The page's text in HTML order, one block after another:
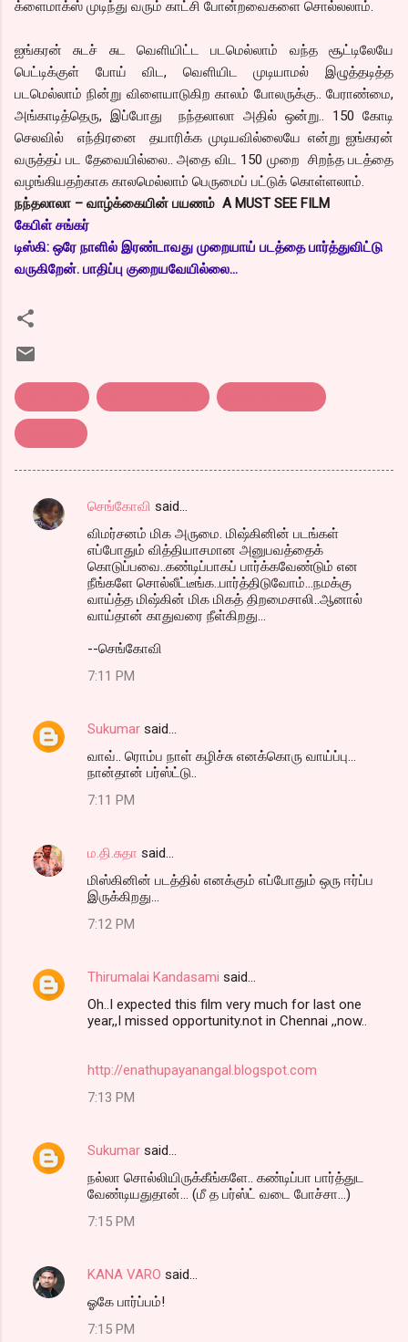
க்ளைமாக்ஸ் முடிந்து வரும் காட்சி போன்றவைகளை சொல்லலாம்.
ஐங்கரன் சுடச் சுட வெளியிட்ட படமெல்லாம் வந்த சூட்டிலேயே
பெட்டிக்குள் போய் விட, வெளியிட முடியாமல் இழுத்தடித்த
படமெல்லாம் நின்று விளையாடுகிற காலம் போலருக்கு.. பேராண்மை,
அங்காடித்தெரு, இப்போது நந்தலாலா அதில் ஒன்று.. 150 கோடி
செலவில் எந்திரனை தயாரிக்க முடியவில்லையே என்று ஐங்கரன்
வருத்தப் பட தேவையில்லை.. அதை விட 150 முறை சிறந்த படத்தை
வழங்கியதற்காக காலமெல்லாம் பெருமைப் பட்டுக் கொள்ளலாம்.
நந்தலாலா – வாழ்க்கையின் பயணம் A MUST SEE FILM
கேபிள் சங்கர்
டிஸ்கி: ஒரே நாளில் இரண்டாவது முறையாய் படத்தை பார்த்துவிட்டு
வருகிறேன். பாதிப்பு குறையவேயில்லை...
C
செங்கோவி said…
விமர்சனம் மிக அருமை. மிஷ்கினின் படங்கள்
எப்போதும் வித்தியாசமான அனுபவத்தைக்
கொடுப்பவை..கண்டிப்பாகப் பார்க்கவேண்டும் என
நீங்களே சொல்லீட்டீங்க..பார்த்திடுவோம்...நமக்கு
வாய்த்த மிஷ்கின் மிக மிகத் திறமைசாலி..ஆனால்
வாய்தான் காதுவரை நீள்கிறது...
--செங்கோவி
7:11 PM
Sukumar said…
வாவ்.. ரொம்ப நாள் கழிச்சு எனக்கொரு வாய்ப்பு...
நான்தான் பர்ஸ்ட்டு..
7:11 PM
ம.தி.சுதா said…
மிஸ்கினின் படத்தில் எனக்கும் எப்போதும் ஒரு ஈர்ப்ப
இருக்கிறது...
7:12 PM
Thirumalai Kandasami said…
Oh..I expected this film very much for last one
year,,I missed opportunity.not in Chennai ,,now..
http://enathupayanangal.blogspot.com
7:13 PM
Sukumar said…
நல்லா சொல்லியிருக்கீங்களே.. கண்டிப்பா பார்த்துட
வேண்டியதுதான்... (மீ த பர்ஸ்ட் வடை போச்சா...)
7:15 PM
KANA VARO said…
ஓகே பார்ப்பம்!
7:15 PM